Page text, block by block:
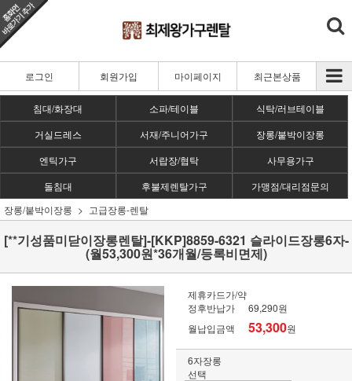
로그인 회원가입 마이페이지 최근본상품
침대/화장대 소파/테이블
식탁/러브테이블
거실드레스
서재/주니어가구
장롱/붙박이장롱
엔틱가구
서랍장/협탁
사무용가구
돌침대
후불제렌탈가구
가맹점/대리점문의
장롱/붙박이장롱
고급장롱-렌탈
[**기성품미닫이장롱렌탈]-[KKP]8859-6321 슬라이드장롱6자-
(월53,300원*36개월/등록비면제)
제휴카드가/약
정후반납가
69,290원
월납입금액
53,300원
6자장롱
선택